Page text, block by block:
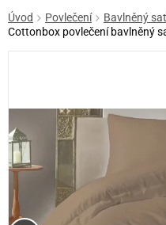
Úvod Povlečení
Bavlněný
Cottonbox povlečení bavlněný